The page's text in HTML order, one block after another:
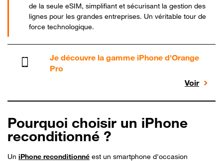
de la seule eSIM, simplifiant et sécurisant la gestion des
lignes pour les grandes entreprises. Un véritable tour de
force technologique.
Je découvre la gamme iPhone d'Orange
Pro
Voir
Pourquoi choisir un iPhone
reconditionné ?
Un iPhone reconditionné est un smartphone d'occasion